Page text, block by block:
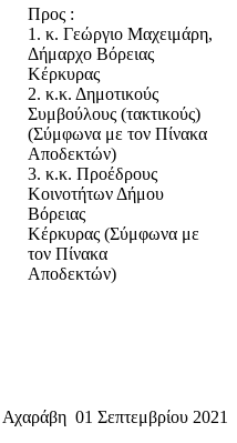
Προς :
1. κ. Γεώργιο Μαχειμάρη,
Δήμαρχο Βόρειας
Κέρκυρας
2. κ.κ. Δημοτικούς
Συμβούλους (τακτικούς)
(Σύμφωνα με τον Πίνακα
Αποδεκτών)
3. κ.κ. Προέδρους
Κοινοτήτων Δήμου
Βόρειας
Κέρκυρας (Σύμφωνα με
τον Πίνακα
Αποδεκτών)
Αχαράβη 01 Σεπτεμβρίου 2021